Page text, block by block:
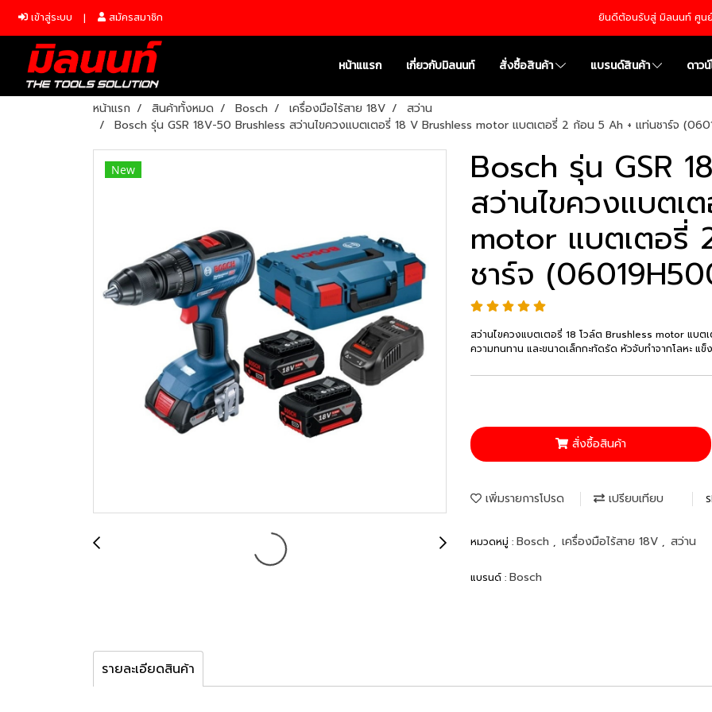
เข้าสู่ระบบ สมัครสมาชิก ยินดีต้อนรับสู่ มิลนนท์ ศูน
หน้าแแรก เกี่ยวกับมิลนนท์ สั่งซื้อสินค้า แบรนด์สินค้า ดาว
หน้าแรก สินค้าทั้งหมด Bosch เครื่องมือไร้สาย 18V
สว่าน
Bosch รุ่น GSR 18V-50 Brushless สว่านไขควงแบตเตอรี่ 18 V Brushless motor แบตเตอรี่ 2 ก้อน 5 Ah + แท่นชาร์จ
New Bosch รุ่น GSR
สว่านไขควงแบตเ
motor แบตเตอรี่
ชาร์จ
สว่านไขควงแบตเตอรี่ 18 โวล์ต Brushless motor แบ
ความทนทาน และขนาดเล็กกะทัดรัด หัวจับทำจากโลหะ
สั่งซื้อสินค้า
เพิ่มรายการโปรด เปรียบเทียบ
หมวดหมู่ : Bosch , เครื่องมือไร้สาย 18V , สว่าน
แบรนด์ : Bosch
รายละเอียดสินค้า